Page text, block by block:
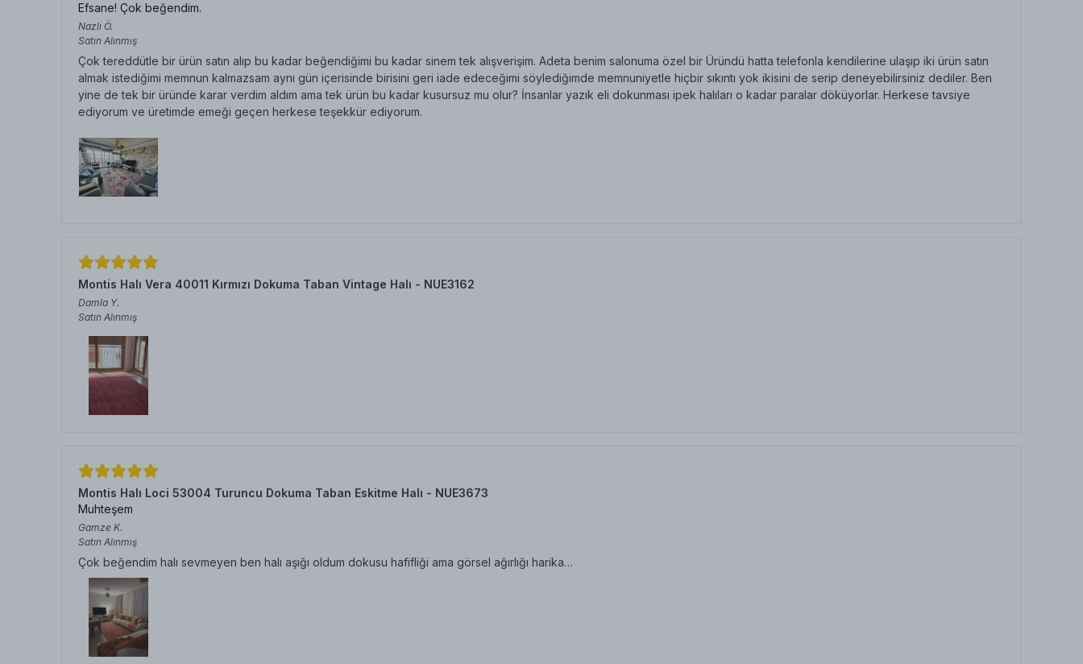
Efsane! Çok beğendim.
Nazlı Ö.
Satın Alınmış
Çok tereddütle bir ürün satın alıp bu kadar beğendiğimi bu kadar sinem tek alışverişim. Adeta benim salonuma özel bir Üründü hatta telefonla kendilerine ulaşıp iki ürün satın
almak istediğimi memnun kalmazsam aynı gün içerisinde birisini geri iade edeceğimi söylediğimde memnuniyetle hiçbir sıkıntı yok ikisini de serip deneyebilirsiniz dediler. Ben
yine de tek bir üründe karar verdim aldım ama tek ürün bu kadar kusursuz mu olur? İnsanlar yazık eli dokunması ipek halıları o kadar paralar döküyorlar. Herkese tavsiye
ediyorum ve üretimde emeği geçen herkese teşekkür ediyorum.
Montis Halı Vera 40011 Kırmızı Dokuma Taban Vintage Halı - NUE3162
Damla Y.
Satın Alınmış
Montis Halı Loci 53004 Turuncu Dokuma Taban Eskitme Halı - NUE3673
Muhteşem
Gamze K.
Satın Alınmış
Çok beğendim halı sevmeyen ben halı aşığı oldum dokusu hafifliği ama görsel ağırlığı harika…